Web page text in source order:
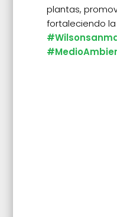
plantas,
fortaleciendo